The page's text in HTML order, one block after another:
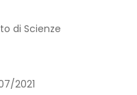
di Scienze
2021